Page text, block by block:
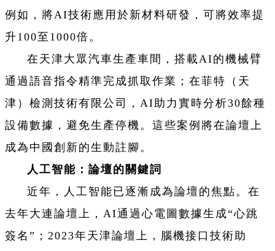
例如，將AI技術應用於新材料研發，可將效率提
升100至1000倍。
在天津大眾汽車生產車間，搭載AI的機械臂
通過語音指令精準完成抓取作業；在菲特（天
津）檢測技術有限公司，AI助力實時分析30餘種
設備數據，避免生產停機。這些案例將在論壇上
成為中國創新的生動註腳。
人工智能：論壇的關鍵詞
近年，人工智能已逐漸成為論壇的焦點。在
去年大連論壇上，AI通過心電圖數據生成“心跳
簽名”；2023年天津論壇上，腦機接口技術助